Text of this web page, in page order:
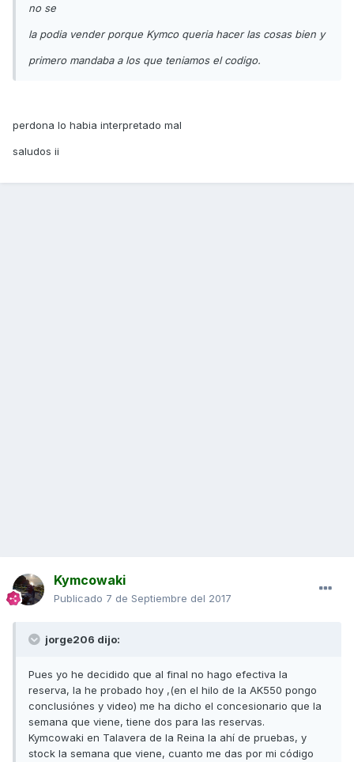
no se
la podia vender porque Kymco queria hacer las cosas bien y
primero mandaba a los que teniamos el codigo.
perdona lo habia interpretado mal
saludos ii
Kymcowaki
Publicado 7 de Septiembre del 2017
jorge206 dijo:
Pues yo he decidido que al final no hago efectiva la
reserva, la he probado hoy ,(en el hilo de la AK550 pongo
conclusiónes y video) me ha dicho el concesionario que la
semana que viene, tiene dos para las reservas.
Kymcowaki en Talavera de la Reina la ahí de pruebas, y
stock la semana que viene, cuanto me das por mi código